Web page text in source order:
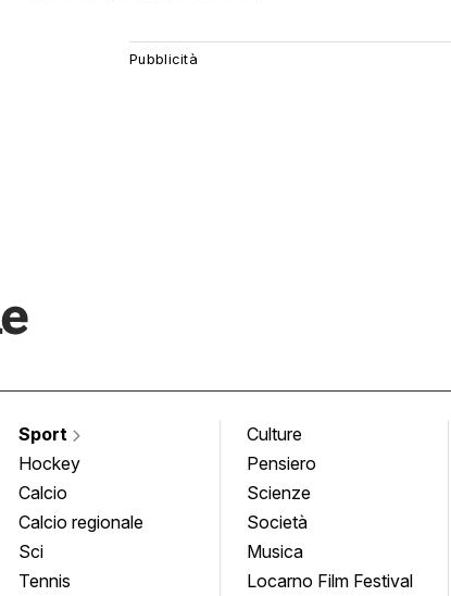
Sport
Hockey
Calcio
Calcio regionale
Sci
Tennis
Culture
Pensiero
Scienze
Società
Musica
Locarno Film Festival